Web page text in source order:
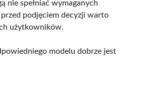
nie spełniać wymaganych
podjęciem decyzji warto
użytkowników.
modelu dobrze jest